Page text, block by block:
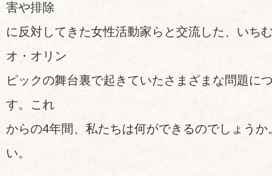
害や排除
に反対してきた女性活動家らと交流した、いち
オ・オリン
ピックの舞台裏で起きていたさまざまな問題に
す。これ
からの4年間、私たちは何ができるのでしょう
い。